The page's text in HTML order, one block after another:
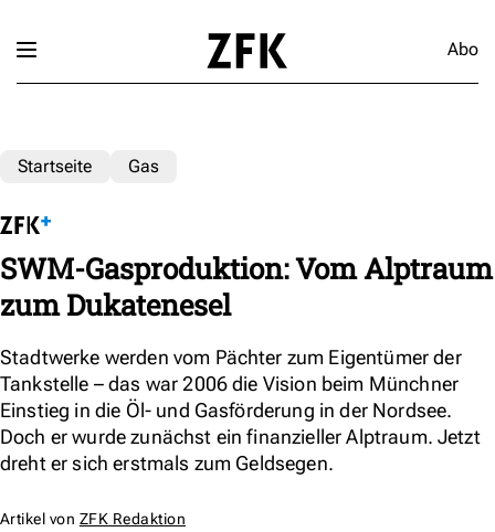
Abo
Startseite Gas
SWM-Gasproduktion: Vom Alptraum
zum Dukatenesel
Stadtwerke werden vom Pächter zum Eigentümer der
Tankstelle – das war 2006 die Vision beim Münchner
Einstieg in die Öl- und Gasförderung in der Nordsee.
Doch er wurde zunächst ein finanzieller Alptraum. Jetzt
dreht er sich erstmals zum Geldsegen.
Artikel von ZFK Redaktion